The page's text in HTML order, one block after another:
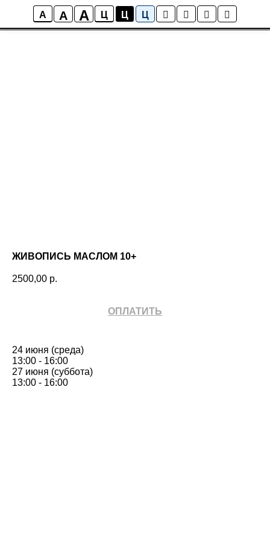
A A A Ц Ц Ц
ЖИВОПИСЬ МАСЛОМ 10+
2500,00 р.
ОПЛАТИТЬ
24 июня (среда)
13:00 - 16:00
27 июня (суббота)
13:00 - 16:00